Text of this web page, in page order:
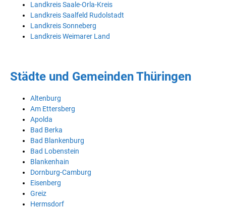
Landkreis Saale-Orla-Kreis
Landkreis Saalfeld Rudolstadt
Landkreis Sonneberg
Landkreis Weimarer Land
Städte und Gemeinden Thüringen
Altenburg
Am Ettersberg
Apolda
Bad Berka
Bad Blankenburg
Bad Lobenstein
Blankenhain
Dornburg-Camburg
Eisenberg
Greiz
Hermsdorf